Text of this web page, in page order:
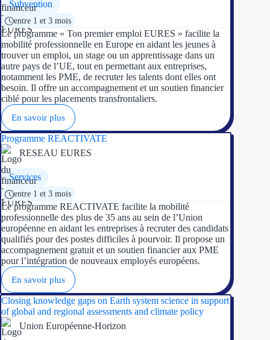
Subvention
entre 1 et 3 mois
Le programme « Ton premier emploi EURES » facilite la
mobilité professionnelle en Europe en aidant les jeunes à
trouver un emploi, un stage ou un apprentissage dans un
autre pays de l’UE, tout en permettant aux entreprises,
notamment les PME, de recruter les talents dont elles ont
besoin. Il offre un accompagnement et un soutien financier
ciblé pour les placements transfrontaliers.
En savoir plus
Programme REACTIVATE
RESEAU EURES
Services
entre 1 et 3 mois
Le programme REACTIVATE facilite la mobilité
professionnelle des plus de 35 ans au sein de l’Union
européenne en aidant les entreprises à recruter des candidats
qualifiés pour des postes difficiles à pourvoir. Il propose un
accompagnement gratuit et un soutien financier aux PME
pour l’intégration de nouveaux employés européens.
En savoir plus
Closing knowledge gaps on Earth system science in support
of global and regional assessments and climate policy
Union Européenne-Horizon